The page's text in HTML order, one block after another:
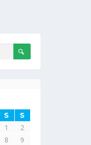
S S
1
2
8
9